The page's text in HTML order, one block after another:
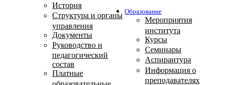
История
Структура и органы
управления
Документы
Руководство и
педагогический
состав
Платные
Образование
Мероприятия
института
Курсы
Семинары
Аспирантура
Информация о
преподавателях